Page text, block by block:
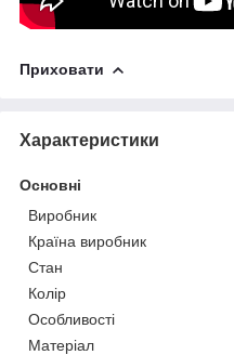
Приховати
Характеристики
Основні
Виробник
Країна виробник
Стан
Колір
Особливості
Матеріал